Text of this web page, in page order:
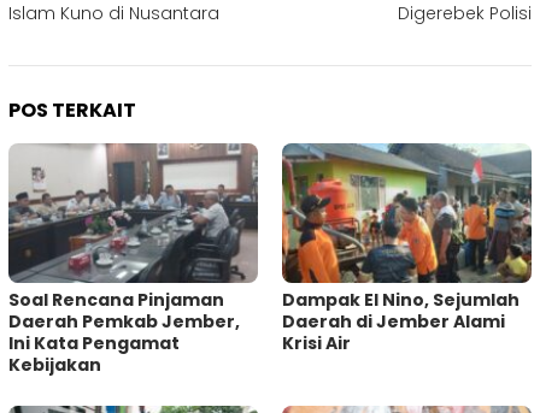
Islam Kuno di Nusantara Digerebek Polisi
POS TERKAIT
‎Soal Rencana Pinjaman
Daerah Pemkab Jember,
Ini Kata Pengamat
Kebijakan ‎
Dampak El Nino, Sejumlah
Daerah di Jember Alami
Krisi Air